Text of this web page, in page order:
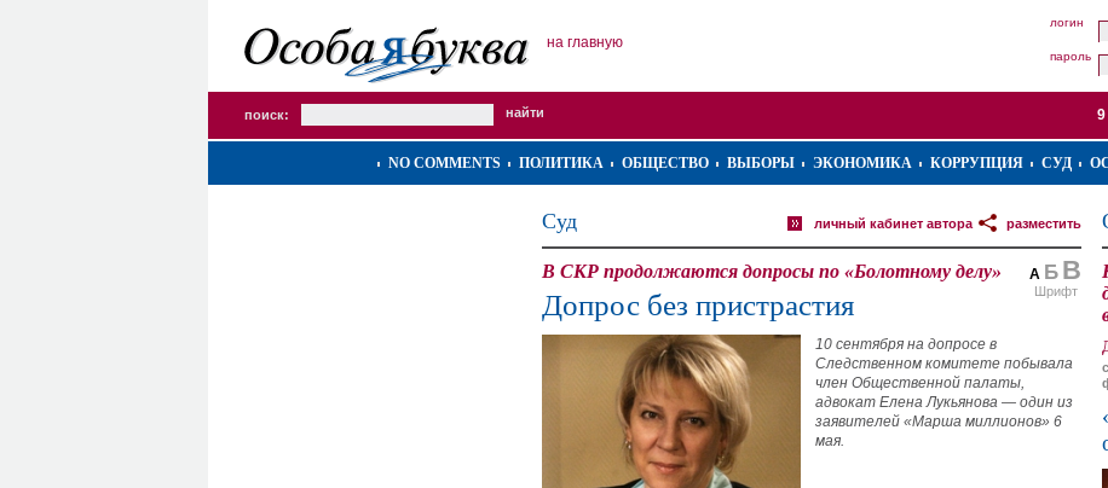
на главную
логин
пароль
поиск: 9
NO COMMENTS ПОЛИТИКА ОБЩЕСТВО ВЫБОРЫ ЭКОНОМИКА КОРРУПЦИЯ СУД
Суд разместить
личный кабинет автора
А Б В
Шрифт
В СКР продолжаются допросы по «Болотному делу»
Допрос без пристрастия
10 сентября на допросе в
Следственном комитете побывала
член Общественной палаты,
адвокат Елена Лукьянова — один из
заявителей «Марша миллионов» 6
мая.